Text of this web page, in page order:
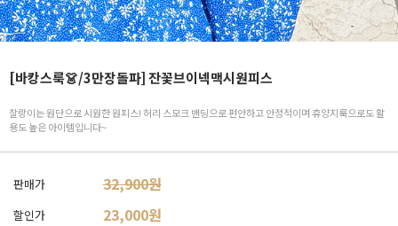
[바캉스룩👗/3만장돌파] 잔꽃브이넥맥시원피스
찰랑이는 원단으로 시원한 원피스! 허리 스모크 밴딩으로 편안하고 안정적이며 휴양지룩으로도 활
용도 높은 아이템입니다~
판매가 32,900원
할인가 23,000원